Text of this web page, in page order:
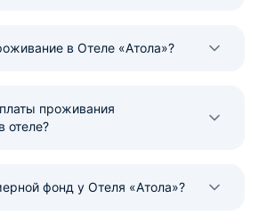
в Отеле «Атола»?
проживания
отеле?
фонд у Отеля «Атола»?